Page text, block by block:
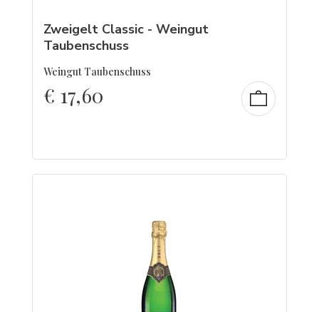
Zweigelt Classic - Weingut
Taubenschuss
Weingut Taubenschuss
€ 17,60